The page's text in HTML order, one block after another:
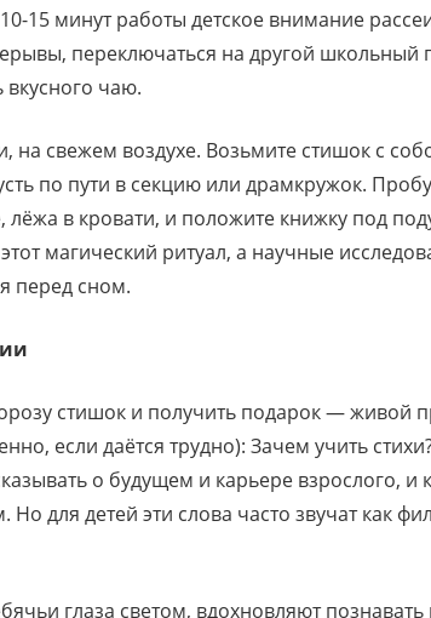
10-15 минут работы детское внимание
переключаться на другой школьный
чаю.
на свежем воздухе. Возьмите стишок с
по пути в секцию или драмкружок.
лёжа в кровати, и положите книжку под
магический ритуал, а научные
перед сном.
стишок и получить подарок — живой
если даётся трудно): Зачем учить
о будущем и карьере взрослого, и
для детей эти слова часто звучат как
глаза светом, вдохновляют познавать